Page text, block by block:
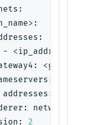
> :
-
< ip_address
<gateway
addresses:
networkd
2